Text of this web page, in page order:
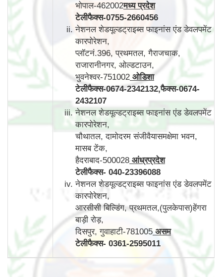
भोपाल-462002मध्य प्रदेश
टेलीफैक्स-0755-2660456
नेशनल शेडयूल्डट्राइब्स फाइनांस एंड डेवलपमेंट
कारपोरेशन,
प्लॉटनं.396, प्रथमतल, गैराजचाक,
राजारानीनगर, ओल्डटाउन,
भुवनेश्वर-751002 ओडिशा
टेलीफैक्स-0674-2342132,फैक्स-0674-
2432107
नेशनल शेडयूल्डट्राइब्स फाइनांस एंड डेवलपमेंट
कारपोरेशन,
चौथातल, दामोदरम संजीवैयासमक्षेमा भवन,
मासब टेंक,
हैदराबाद-500028 आंध्रप्रदेश
टेलीफैक्स- 040-23396088
नेशनल शेडयूल्डट्राइब्स फाइनांस एंड डेवलपमेंट
कारपोरेशन,
आरसीसी बिल्डिंग, प्रथमतल,(पुलकेपास)हेंगरा
बाड़ी रोड़,
दिसपुर, गुवाहाटी-781005 असम
टेलीफैक्स- 0361-2595011